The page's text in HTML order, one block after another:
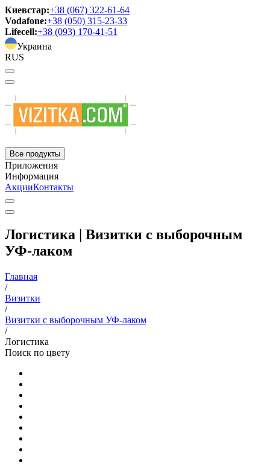
Киевстар:+38 (067) 322-61-64
Vodafone:+38 (050) 315-23-33
Lifecell:+38 (093) 170-41-51
Украина
RUS
Все продукты
Приложения
Информация
АкцииКонтакты
Логистика | Визитки с выборочным
УФ-лаком
Главная
/
Визитки
/
Визитки с выборочным УФ-лаком
/
Логистика
Поиск по цвету